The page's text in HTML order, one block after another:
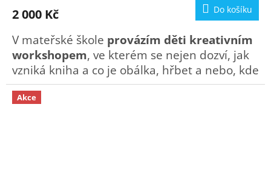
je
z
5
hvězdiček.
2 000 Kč Do košíku
V mateřské škole provázím děti kreativním
workshopem, ve kterém se nejen dozví, jak
vzniká kniha a co je obálka, hřbet a nebo, kde
všude mohou knihu získat, ale ponoříme se
společně do poznání lesních zvířátek v 60
Akce